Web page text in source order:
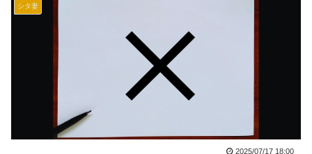
シタ妻
2025/07/17 18:00